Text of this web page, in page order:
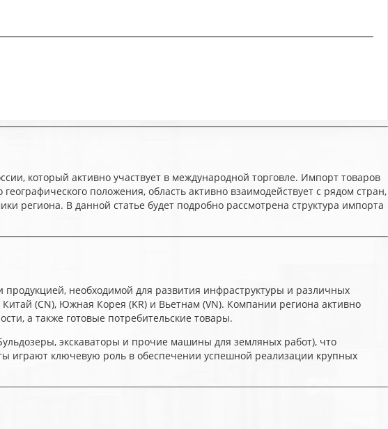
который активно участвует в международной торговле. Импорт товаров
положения, область активно взаимодействует с рядом стран,
региона. В данной статье будет подробно рассмотрена структура импорта
необходимой для развития инфраструктуры и различных
(CN), Южная Корея (KR) и Вьетнам (VN). Компании региона активно
а также готовые потребительские товары.
экскаваторы и прочие машины для земляных работ), что
играют ключевую роль в обеспечении успешной реализации крупных